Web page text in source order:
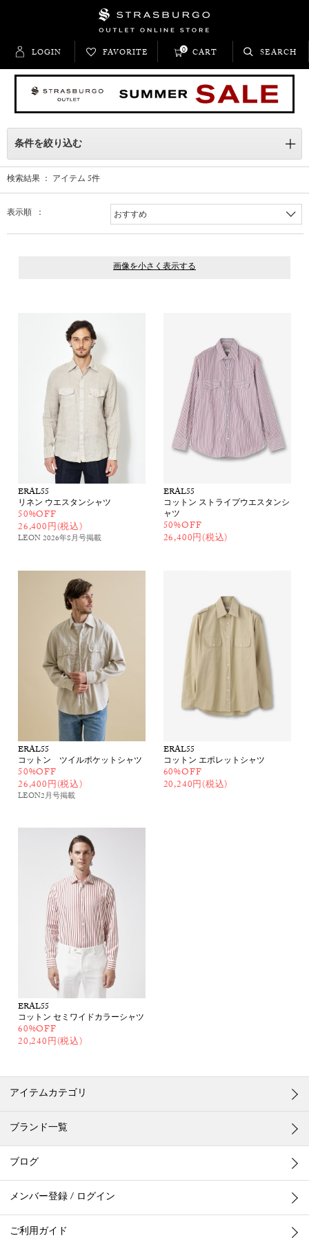
LOGIN FAVORITE CART
0 SEARCH
条件を絞り込む
検索結果 ： アイテム 5件
表示順 ：
ERAL55
リネン ウエスタンシャツ
50%OFF
26,400円(税込)
LEON 2026年8月号掲載
ERAL55
コットン ストライプウエスタンシ
ャツ
50%OFF
26,400円(税込)
ERAL55
コットン ツイルポケットシャツ
50%OFF
26,400円(税込)
LEON2月号掲載
ERAL55
コットン エポレットシャツ
60%OFF
20,240円(税込)
ERAL55
コットン セミワイドカラーシャツ
60%OFF
20,240円(税込)
アイテムカテゴリ
ブランド一覧
ブログ
メンバー登録 / ログイン
ご利用ガイド